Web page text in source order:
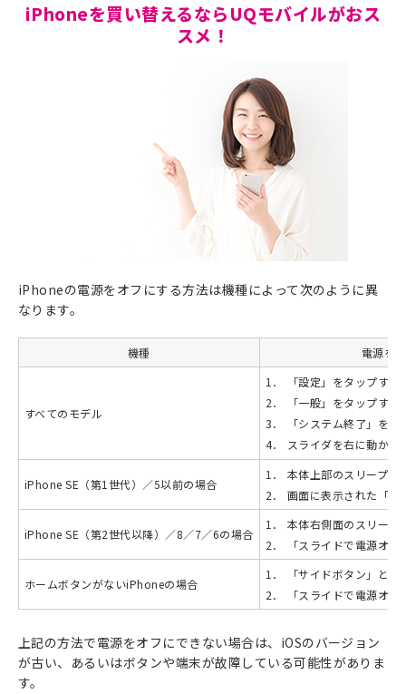
iPhoneを買い替えるならUQモバイルがおス
スメ！
iPhoneの電源をオフにする方法は機種によって次のように異
なります。
機種 電源を
すべてのモデル
1．
「設定」をタップする
2．
「一般」をタップする
3．
「システム終了」を選
4．
スライダを右に動かす
iPhone SE（第1世代）／5以前の場合
1．
本体上部のスリープボ
2．
画面に表示された「ス
iPhone SE（第2世代以降）／8／7／6の場合
1．
本体右側面のスリープ
2．
「スライドで電源オ
ホームボタンがないiPhoneの場合
1．
「サイドボタン」と
2．
「スライドで電源オ
上記の方法で電源をオフにできない場合は、iOSのバージョン
が古い、あるいはボタンや端末が故障している可能性がありま
す。